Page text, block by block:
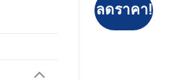
ลดราคา!